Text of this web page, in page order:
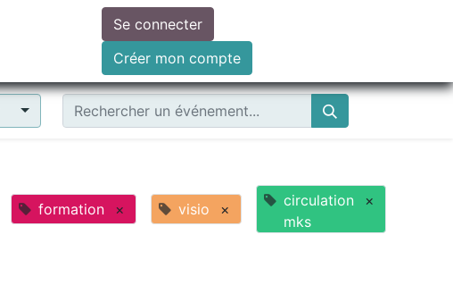
Faire un don
Se connecter
Créer mon compte
formation × visio ×
circulation
mks
×